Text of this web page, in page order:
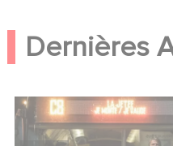
Dernières
Une date de sortie
nouveau film de